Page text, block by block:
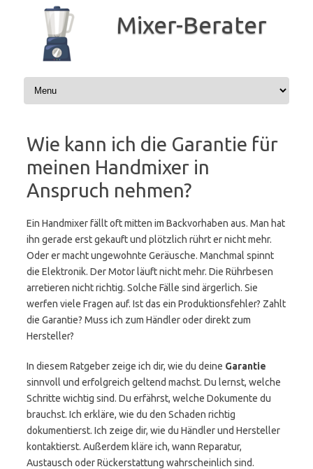
springen
Mixer-Berater
Wie kann ich die Garantie für
meinen Handmixer in
Anspruch nehmen?
Ein Handmixer fällt oft mitten im Backvorhaben aus. Man hat
ihn gerade erst gekauft und plötzlich rührt er nicht mehr.
Oder er macht ungewohnte Geräusche. Manchmal spinnt
die Elektronik. Der Motor läuft nicht mehr. Die Rührbesen
arretieren nicht richtig. Solche Fälle sind ärgerlich. Sie
werfen viele Fragen auf. Ist das ein Produktionsfehler? Zahlt
die Garantie? Muss ich zum Händler oder direkt zum
Hersteller?
In diesem Ratgeber zeige ich dir, wie du deine Garantie
sinnvoll und erfolgreich geltend machst. Du lernst, welche
Schritte wichtig sind. Du erfährst, welche Dokumente du
brauchst. Ich erkläre, wie du den Schaden richtig
dokumentierst. Ich zeige dir, wie du Händler und Hersteller
kontaktierst. Außerdem kläre ich, wann Reparatur,
Austausch oder Rückerstattung wahrscheinlich sind.